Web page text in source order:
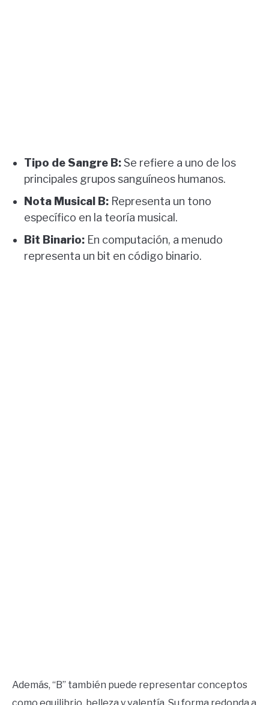
Tipo de Sangre B:Se refiere a uno de los
principales grupos sanguíneos humanos.
Nota Musical B: Representa un tono
específico en la teoría musical.
Bit Binario: En computación, a menudo
representa un bit en código binario.
Además, “B” también puede representar conceptos